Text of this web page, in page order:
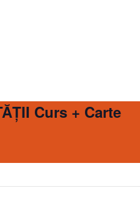
Curs + Carte